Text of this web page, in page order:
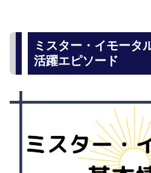
ミスター・イモータ
活躍エピソード